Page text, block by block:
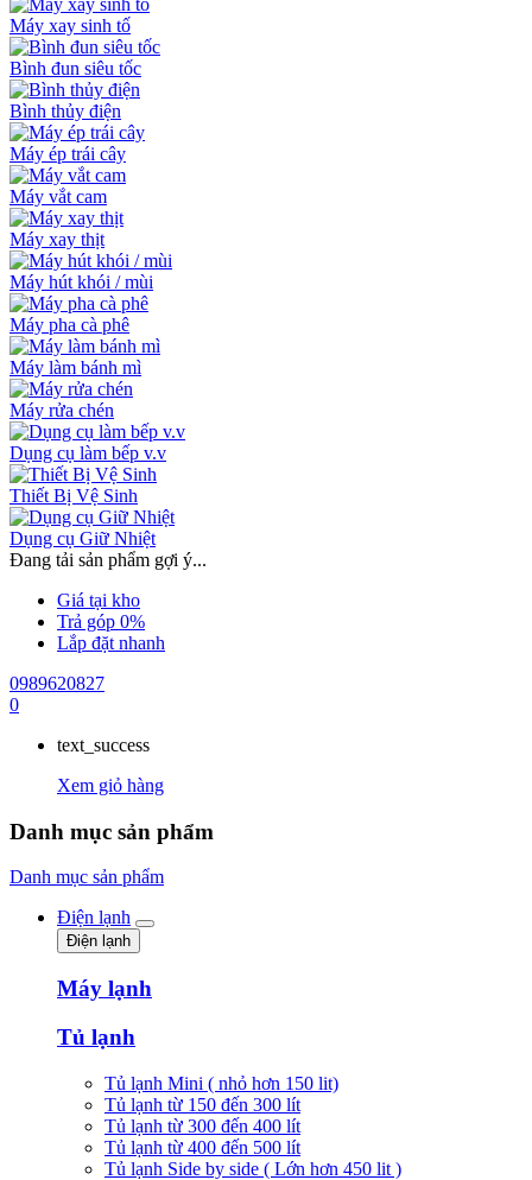
Máy xay sinh tố
Bình đun siêu tốc
Bình thủy điện
Máy ép trái cây
Máy vắt cam
Máy xay thịt
Máy hút khói / mùi
Máy pha cà phê
Máy làm bánh mì
Máy rửa chén
Dụng cụ làm bếp v.v
Thiết Bị Vệ Sinh
Dụng cụ Giữ Nhiệt
Đang tải sản phẩm gợi ý...
Giá tại kho
Trả góp 0%
Lắp đặt nhanh
0989620827
0
text_success
Xem giỏ hàng
Danh mục sản phẩm
Danh mục sản phẩm
Điện lạnh
Điện lạnh
Máy lạnh
Tủ lạnh
Tủ lạnh Mini ( nhỏ hơn 150 lit)
Tủ lạnh từ 150 đến 300 lít
Tủ lạnh từ 300 đến 400 lít
Tủ lạnh từ 400 đến 500 lít
Tủ lạnh Side by side ( Lớn hơn 450 lit )